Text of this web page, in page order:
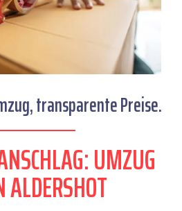
transparente Preise.
UMZUG
ALDERSHOT